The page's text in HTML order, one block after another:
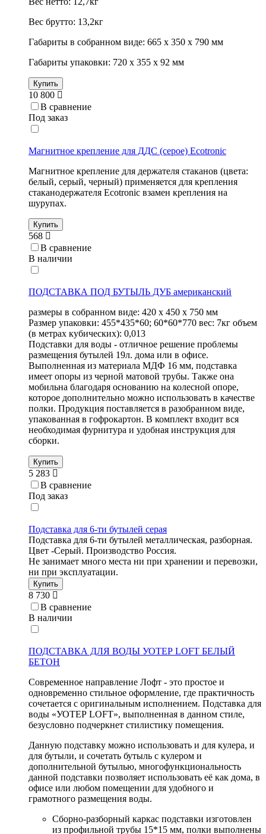
Вес брутто: 13,2кг
Габариты в собранном виде: 665 х 350 х 790 мм
Габариты упаковки: 720 х 355 х 92 мм
Купить
10 800
В сравнение
Под заказ
Магнитное крепление для ДДС (серое) Ecotronic
Магнитное крепление для держателя стаканов (цвета:
белый, серый, черный) применяется для крепления
стаканодержателя Ecotronic взамен крепления на
шурупах.
Купить
568
В сравнение
В наличии
ПОДСТАВКА ПОД БУТЫЛЬ ДУБ американский
размеры в собранном виде: 420 х 450 х 750 мм
Размер упаковки: 455*435*60; 60*60*770 вес: 7кг объем
(в метрах кубических): 0,013
Подставки для воды - отличное решение проблемы
размещения бутылей 19л. дома или в офисе.
Выполненная из материала МДФ 16 мм, подставка
имеет опоры из черной матовой трубы. Также она
мобильна благодаря основанию на колесной опоре,
которое дополнительно можно использовать в качестве
полки. Продукция поставляется в разобранном виде,
упакованная в гофрокартон. В комплект входит вся
необходимая фурнитура и удобная инструкция для
сборки.
Купить
5 283
В сравнение
Под заказ
Подставка для 6-ти бутылей серая
Подставка для 6-ти бутылей металлическая, разборная.
Цвет -Серый. Производство Россия.
Не занимает много места ни при хранении и перевозки,
ни при эксплуатации.
Купить
8 730
В сравнение
В наличии
ПОДСТАВКА ДЛЯ ВОДЫ УОТЕР LOFT БЕЛЫЙ
БЕТОН
Современное направление Лофт - это простое и
одновременно стильное оформление, где практичность
сочетается с оригинальным исполнением. Подставка для
воды «УОТЕР LOFT», выполненная в данном стиле,
безусловно подчеркнет стилистику помещения.
Данную подставку можно использовать и для кулера, и
для бутыли, и сочетать бутыль с кулером и
дополнительной бутылью, многофункциональность
данной подставки позволяет использовать её как дома, в
офисе или любом помещении для удобного и
грамотного размещения воды.
Сборно-разборный каркас подставки изготовлен
из профильной трубы 15*15 мм, полки выполнены